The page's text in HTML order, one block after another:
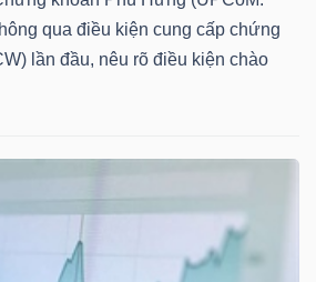
qua điều kiện cung cấp chứng
lần đầu, nêu rõ điều kiện chào